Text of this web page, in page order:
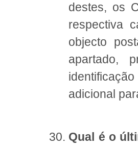
destes, os
respectiva
objecto
apartado,
adicional
Qual é o